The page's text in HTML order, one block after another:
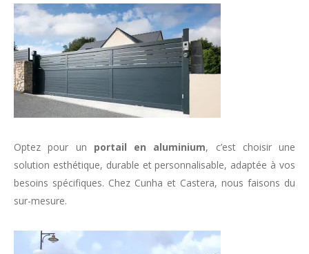
Optez pour un portail en aluminium, c’est choisir une
solution esthétique, durable et personnalisable, adaptée à vos
besoins spécifiques. Chez Cunha et Castera, nous faisons du
sur-mesure.